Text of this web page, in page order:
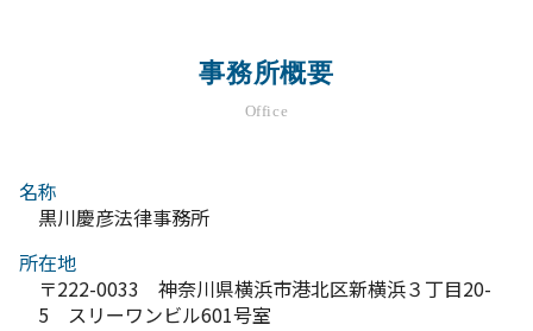
事務所概要
Office
名称
黒川慶彦法律事務所
所在地
〒222-0033 神奈川県横浜市港北区新横浜３丁目20-
5 スリーワンビル601号室